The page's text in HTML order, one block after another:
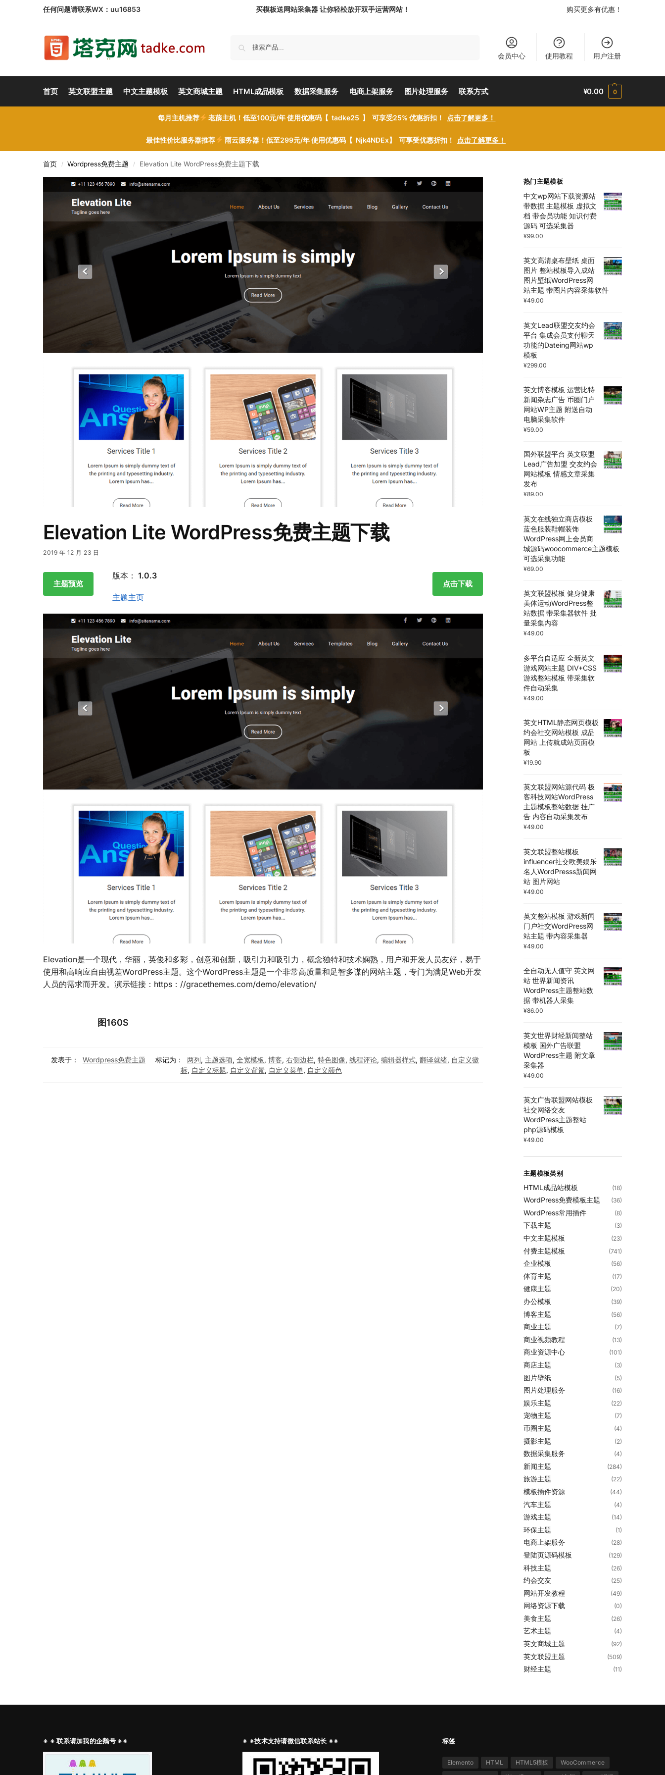
任何问题请联系WX：uu16853 买模板送网站采集器 让你轻松放开双手运营网站！ 购买更多有优惠！
会员中心 使用教程 用户注册
首页 英文联盟主题 中文主题模板 英文商城主题 HTML成品模板 数据采集服务 电商上架服务 图片处理服务 联系方式 ¥0.00 0
每月主机推荐 老薜主机！低至100元/年 使用优惠码【 tadke25 】 可享受25% 优惠折扣！ 点击了解更多！
最佳性价比服务器推荐 雨云服务器！低至299元/年 使用优惠码【 Njk4NDEx】 可享受优惠折扣！ 点击了解更多！
首页 / Wordpress免费主题 / Elevation Lite WordPress免费主题下载
Elevation Lite WordPress免费主题下载
2019 年 12 月 23 日
主题预览 点击下载
版本： 1.0.3
主题主页
Elevation是一个现代，华丽，英俊和多彩，创意和创新，吸引力和吸引力，概念独特和技术娴熟，用户和开发人员友好，易于
使用和高响应自由视差WordPress主题。这个WordPress主题是一个非常高质量和足智多谋的网站主题，专门为满足Web开发
人员的需求而开发。演示链接：https：//gracethemes.com/demo/elevation/
图160S
发表于： Wordpress免费主题 标记为： 两列, 主题选项,全宽模板,博客,右侧边栏,特色图像,线程评论,编辑器样式,翻译就绪, 自定义徽
标, 自定义标题, 自定义背景, 自定义菜单, 自定义颜色
热门主题模板
中文wp网站下载资源站
带数据 主题模板 虚拟文
档 带会员功能 知识付费
源码 可选采集器
¥99.00
英文高清桌布壁纸 桌面
图片 整站模板导入成站
图片壁纸WordPress网
站主题 带图片内容采集软件
¥49.00
英文Lead联盟交友约会
平台 集成会员支付聊天
功能的Dateing网站wp
模板
¥299.00
英文博客模板 运营比特
新闻杂志广告 币圈门户
网站WP主题 附送自动
电脑采集软件
¥59.00
国外联盟平台 英文联盟
Lead广告加盟 交友约会
网站模板 情感文章采集
发布
¥89.00
英文在线独立商店模板
蓝色服装鞋帽装饰
WordPress网上会员商
城源码woocommerce主题模板
可选采集功能
¥69.00
英文联盟模板 健身健康
美体运动WordPress整
站数据 带采集器软件 批
量采集内容
¥49.00
多平台自适应 全新英文
游戏网站主题 DIV+CSS
游戏整站模板 带采集软
件自动采集
¥49.00
英文HTML静态网页模板
约会社交网站模板 成品
网站 上传就成站页面模
板
¥19.90
英文联盟网站源代码 极
客科技网站WordPress
主题模板整站数据 挂广
告 内容自动采集发布
¥49.00
英文联盟整站模板
influencer社交欧美娱乐
名人WordPresss新闻网
站 图片网站
¥49.00
英文整站模板 游戏新闻
门户社交WordPress网
站主题 带内容采集器
¥49.00
全自动无人值守 英文网
站 世界新闻资讯
WordPress主题整站数
据 带机器人采集
¥86.00
英文世界财经新闻整站
模板 国外广告联盟
WordPress主题 附文章
采集器
¥49.00
英文广告联盟网站模板
社交网络交友
WordPress主题整站
php源码模板
¥49.00
主题模板类别
HTML成品站模板 (18)
WordPress免费模板主题 (36)
WordPress常用插件 (8)
下载主题 (3)
中文主题模板 (23)
付费主题模板 (741)
企业模板 (56)
体育主题 (17)
健康主题 (20)
办公模板 (39)
博客主题 (56)
商业主题 (7)
商业视频教程 (13)
商业资源中心 (101)
商店主题 (3)
图片壁纸 (5)
图片处理服务 (16)
娱乐主题 (22)
宠物主题 (7)
币圈主题 (4)
摄影主题 (2)
数据采集服务 (4)
新闻主题 (284)
旅游主题 (22)
模板插件资源 (44)
汽车主题 (4)
游戏主题 (14)
环保主题 (1)
电商上架服务 (28)
登陆页源码模板 (129)
科技主题 (26)
约会交友 (25)
网站开发教程 (49)
网络资源下载 (0)
美食主题 (26)
艺术主题 (4)
英文商城主题 (92)
英文联盟主题 (509)
财经主题 (11)
※ ※ 联系请加我的企鹅号 ※※ ※ ※技术支持请微信联系站长 ※※ 标签
Elemento HTML HTML5模板
WooCommerce